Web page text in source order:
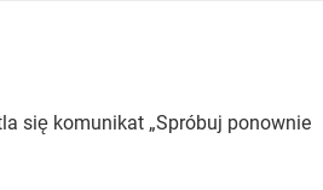
się komunikat „Spróbuj ponownie